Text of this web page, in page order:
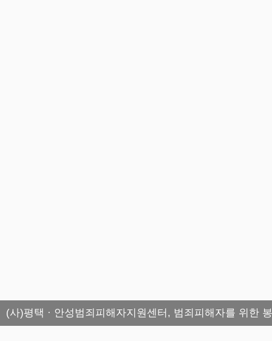
(사)평택 · 안성범죄피해자지원센터, 범죄피해자를 위한